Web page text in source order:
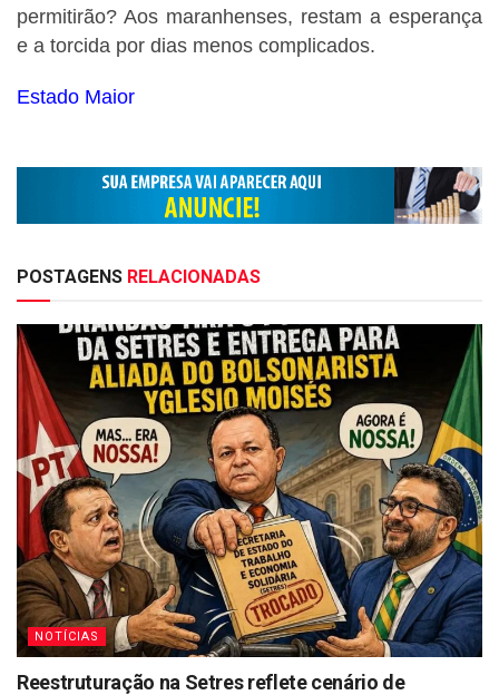
permitirão? Aos maranhenses, restam a esperança
e a torcida por dias menos complicados.
Estado Maior
POSTAGENS RELACIONADAS
NOTÍCIAS
Reestruturação na Setres reflete cenário de